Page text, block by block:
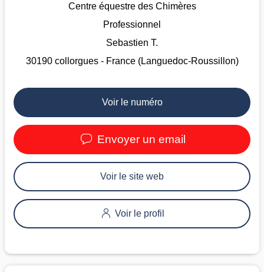
Centre équestre des Chimères
Professionnel
Sebastien T.
30190 collorgues - France (Languedoc-Roussillon)
Voir le numéro
Envoyer un email
Voir le site web
Voir le profil